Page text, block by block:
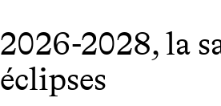
2026-2028, la
éclipses